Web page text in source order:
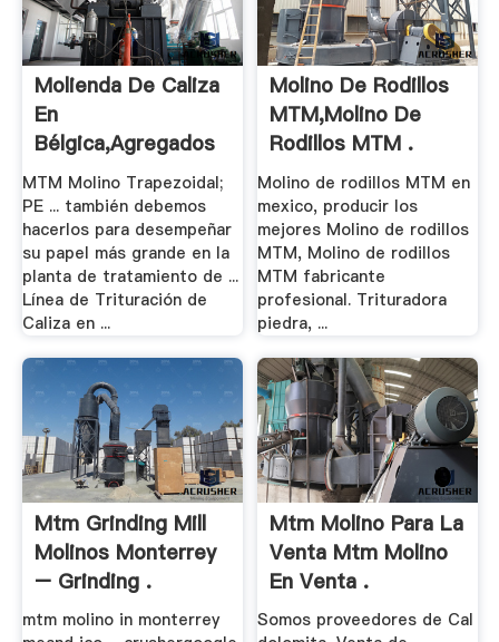
Molienda De Caliza
En
Bélgica,Agregados
Para .
MTM Molino Trapezoidal;
PE ... también debemos
hacerlos para desempeñar
su papel más grande en la
planta de tratamiento de ...
Línea de Trituración de
Caliza en ...
Molino De Rodillos
MTM,Molino De
Rodillos MTM .
Molino de rodillos MTM en
mexico, producir los
mejores Molino de rodillos
MTM, Molino de rodillos
MTM fabricante
profesional. Trituradora
piedra, ...
Mtm Grinding Mill
Molinos Monterrey
– Grinding .
mtm molino in monterrey
Mtm Molino Para La
Venta Mtm Molino
En Venta .
Somos proveedores de Cal